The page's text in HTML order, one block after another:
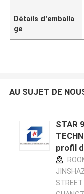
Détails d'emballa
ge
AU SUJET DE
STAR
profil